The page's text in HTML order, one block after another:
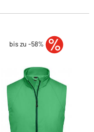
bis zu -58%